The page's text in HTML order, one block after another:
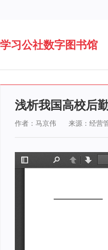
学习公社数字图书馆
浅析我国高校后
作者：马京伟 来源：经营